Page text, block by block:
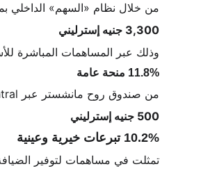
من خلال نظام «السهم» الداخلي
3,300 جنيه إسترليني
وذلك عبر المساهمات المباشرة
11.8% منحة عامة
من صندوق روح مانشستر عبر Manchester Community Central:
500 جنيه إسترليني
10.2% تبرعات خيرية وعينية
تمثلت في مساهمات لتوفير